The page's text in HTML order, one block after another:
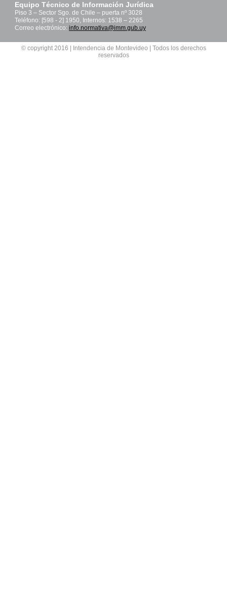
Equipo Técnico de Información Jurídica
Piso 3 – Sector Sgo. de Chile – puerta nº 3028
Teléfono: [598 - 2] 1950, Internos: 1538 – 2265
Correo electrónico: info.normativa@imm.gub.uy
© copyright 2016 | Intendencia de Montevideo | Todos los derechos
reservados